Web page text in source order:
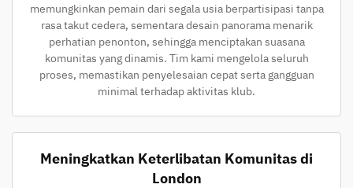
memungkinkan pemain dari segala usia berpartisipasi tanpa
rasa takut cedera, sementara desain panorama menarik
perhatian penonton, sehingga menciptakan suasana
komunitas yang dinamis. Tim kami mengelola seluruh
proses, memastikan penyelesaian cepat serta gangguan
minimal terhadap aktivitas klub.
Meningkatkan Keterlibatan Komunitas di
London